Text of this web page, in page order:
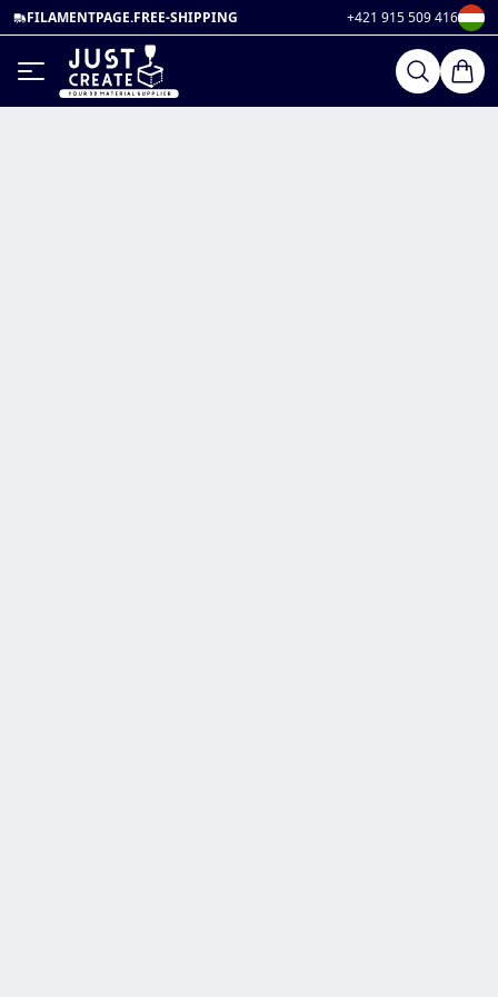
FILAMENTPAGE.FREE-SHIPPING +421 915 509 416